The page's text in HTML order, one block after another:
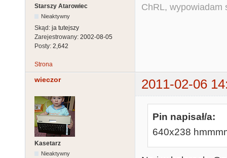
Starszy Atarowiec
Nieaktywny
Skąd: ja tutejszy
Zarejestrowany: 2002-08-05
Posty: 2,642
ChRL, wypowiadam
Strona
wieczor 2011-02-06
Kasetarz
Nieaktywny
Pin napisał/a:
640x238